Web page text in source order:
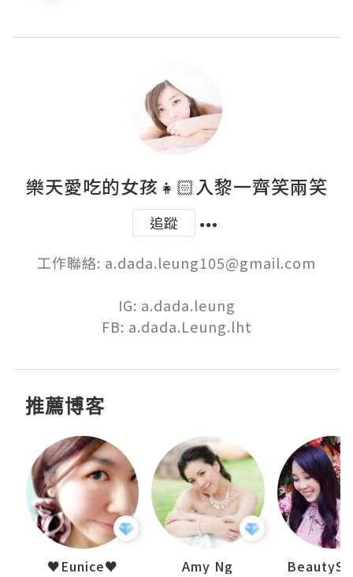
樂天愛吃的女孩👧🏻入黎一齊笑兩笑
追蹤
工作聯絡: a.dada.leung105@gmail.com
IG: a.dada.leung
FB: a.dada.Leung.lht
推薦博客
♥Eunice♥ Amy Ng